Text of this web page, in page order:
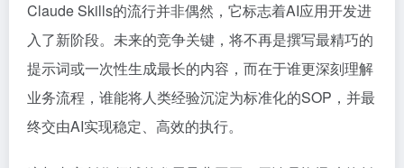
Claude Skills的流行并非偶然，它标志着AI应用开发进
入了新阶段。未来的竞争关键，将不再是撰写最精巧的
提示词或一次性生成最长的内容，而在于谁更深刻理解
业务流程，谁能将人类经验沉淀为标准化的SOP，并最
终交由AI实现稳定、高效的执行。